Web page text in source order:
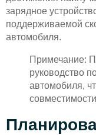
зарядное
поддерживаемой
автомобиля.
Примечание:
руководство
автомобиля,